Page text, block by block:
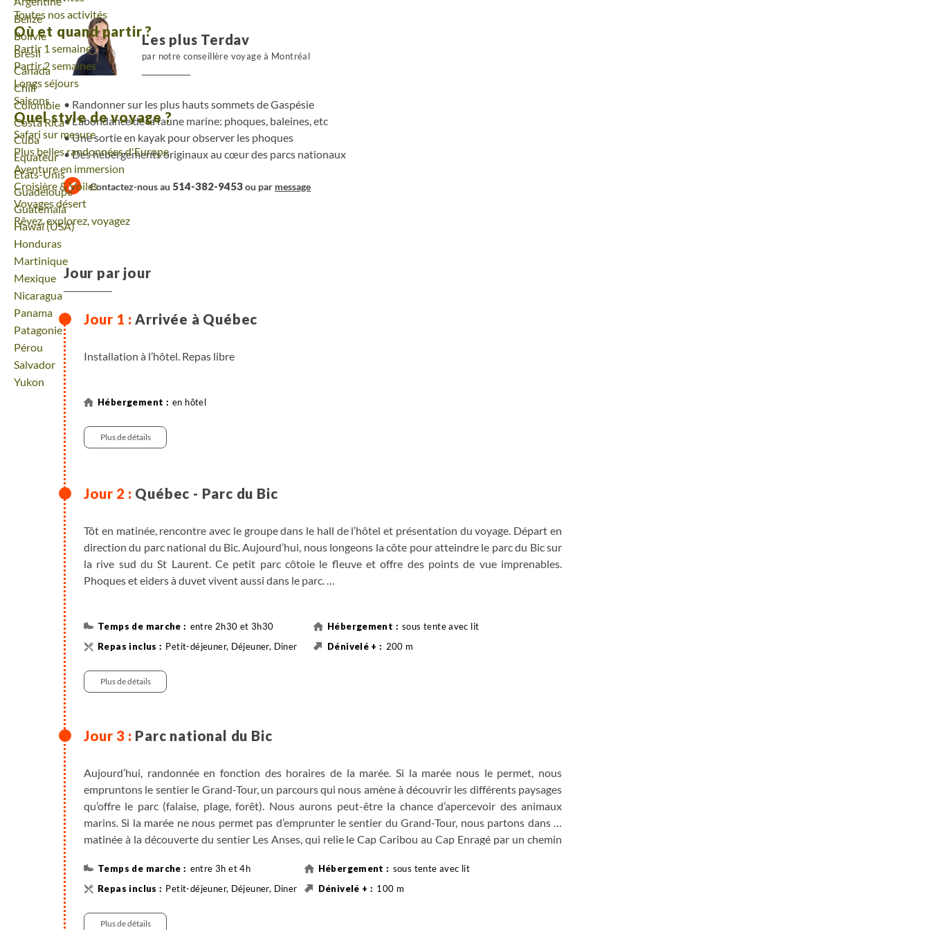
Voyage
Belize
Voyage
Bolivie
Voyage
Brésil
Voyage
Canada
Voyage
Chili
Voyage
Colombie
Voyage
Costa Rica
Voyage
Cuba
Voyage
Equateur
Voyage
Etats-Unis
Voyage
Guadeloupe
Voyage
Guatemala
Voyage
Hawaï (USA)
Voyage
Honduras
Voyage
Martinique
Voyage
Mexique
Voyage
Nicaragua
Voyage
Panama
Voyage
Patagonie
Voyage
Pérou
Voyage
Salvador
Voyage
Yukon
Toutes nos activités
Où et quand partir ?
Partir 1 semaine
Partir 2 semaines
Longs séjours
Saisons
Quel style de voyage ?
Safari sur mesure
Plus belles randonnées d'Europe
Aventure en immersion
Croisière & Voiles
Voyages désert
Rêvez, explorez, voyagez
Les plus Terdav
par notre conseillère voyage à Montréal
Randonner sur les plus hauts sommets de Gaspésie
L'abondance de la faune marine: phoques, baleines, etc
Une sortie en kayak pour observer les phoques
Des hébergements originaux au cœur des parcs nationaux
Contactez-nous au 514-382-9453ou par message
Jour par jour
Arrivée à Québec
Installation à l’hôtel. Repas libre
en hôtel
Plus de détails
Québec - Parc du Bic
Tôt en matinée, rencontre avec le groupe dans le hall de l’hôtel et présentation du voyage. Départ en
direction du parc national du Bic. Aujourd’hui, nous longeons la côte pour atteindre le parc du Bic sur
la rive sud du St Laurent. Ce petit parc côtoie le fleuve et offre des points de vue imprenables.
Phoques et eiders à duvet vivent aussi dans le parc.
ateliers, galeries, musées et parcs qui témoignent de la place prédominante qu'occupent toujours la
sculpture et les métiers d'art.
En après-midi, nous grimpons au pic Champlain (346m) qui offre une vue magnifique sur une partie
de l’estuaire. Nous pouvons également profiter du magnifique coucher de soleil sur le fleuve.
Randonnée : le pic Champlain
entre 2h30 et 3h30
sous tente avec lit
Petit-déjeuner, Déjeuner, Diner
200 m
Plus de détails
Parc national du Bic
Aujourd’hui, randonnée en fonction des horaires de la marée. Si la marée nous le permet, nous
empruntons le sentier le Grand-Tour, un parcours qui nous amène à découvrir les différents paysages
qu’offre le parc (falaise, plage, forêt). Nous aurons peut-être la chance d’apercevoir des animaux
marins. Si la marée ne nous permet pas d’emprunter le sentier du Grand-Tour, nous partons dans la
matinée à la découverte du sentier Les Anses, qui relie le Cap Caribou au Cap Enragé par un chemin
le sentier du Scoggan où plusieurs belvédères permettent de contempler la baie du Ha! Ha! et les
murailles formées par les montagnes du parc.
Randonnées : Le Grand-Tour : 8.7km (boucle), 3h de marche, dénivelé 95m, difficile.
entre 3h et 4h
sous tente avec lit
Petit-déjeuner, Déjeuner, Diner
100 m
Plus de détails